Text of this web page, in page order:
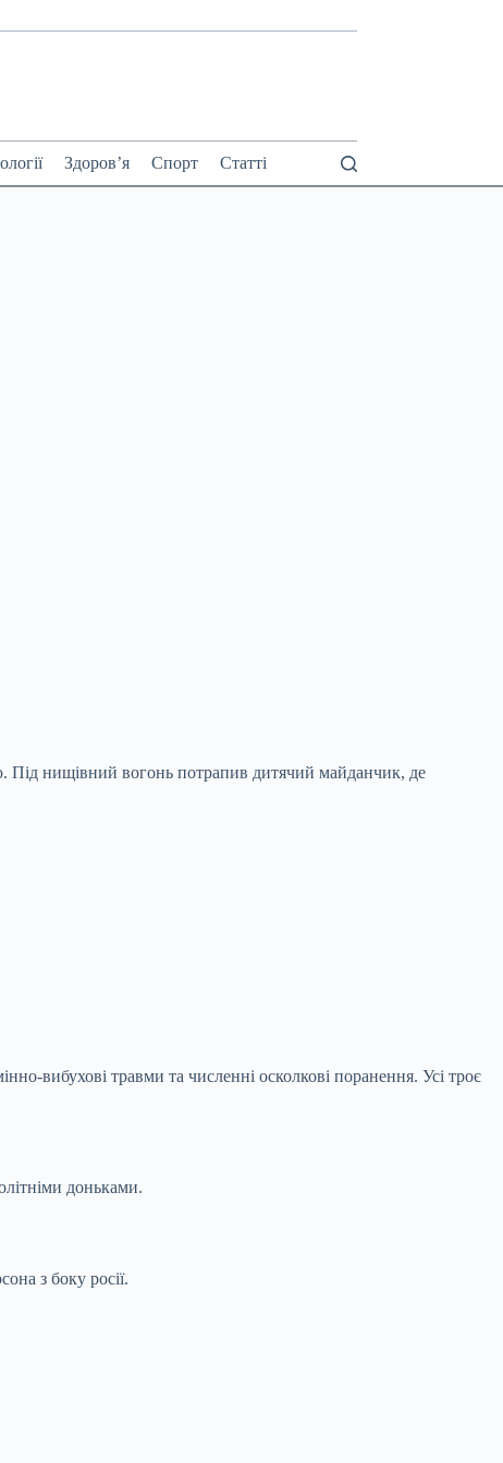
Здоров’я Спорт Статті
Під нищівний вогонь потрапив дитячий майданчик, де
вибухові травми та численні осколкові поранення. Усі троє
доньками.
з боку росії.